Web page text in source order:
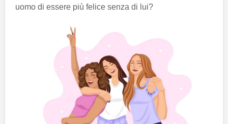
uomo di essere più felice senza di lui?